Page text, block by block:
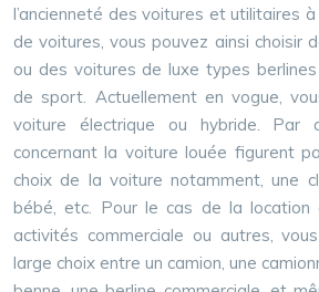
l’ancienneté des voitures et utilitaires
de voitures, vous pouvez ainsi choisir
ou des voitures de luxe types
de sport. Actuellement en vogue,
voiture électrique ou hybride. Par
concernant la voiture louée figurent
choix de la voiture notamment, une
bébé, etc. Pour le cas de la location
activités commerciale ou autres,
large choix entre un camion, une